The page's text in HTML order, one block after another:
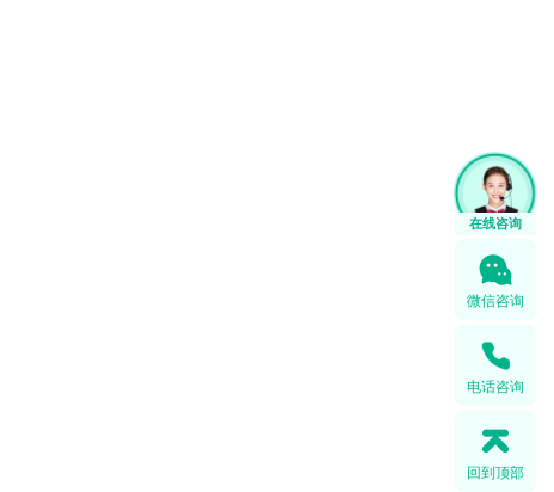
在线咨询
微信咨询
电话咨询
回到顶部